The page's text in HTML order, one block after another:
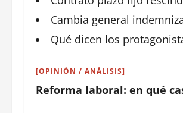
Cambia general
Qué dicen los
[OPINIÓN / ANÁLISIS]
Reforma laboral: en qué